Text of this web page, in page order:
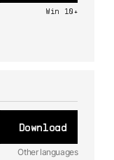
Win 10+
Download
Other languages